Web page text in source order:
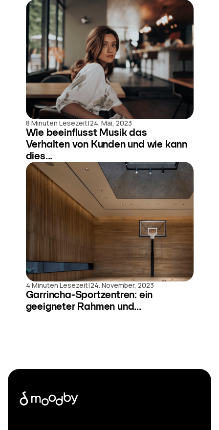
8 Minuten Lesezeit|24. Mai, 2023
Wie beeinflusst Musik das
Verhalten von Kunden und wie kann
dies...
4 Minuten Lesezeit|24. November, 2023
Garrincha-Sportzentren: ein
geeigneter Rahmen und...